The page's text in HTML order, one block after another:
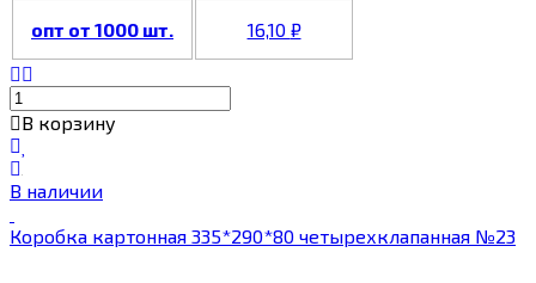
опт от 1000 шт. 16,10 ₽
В корзину
В наличии
Коробка картонная 335*290*80 четырехклапанная №23